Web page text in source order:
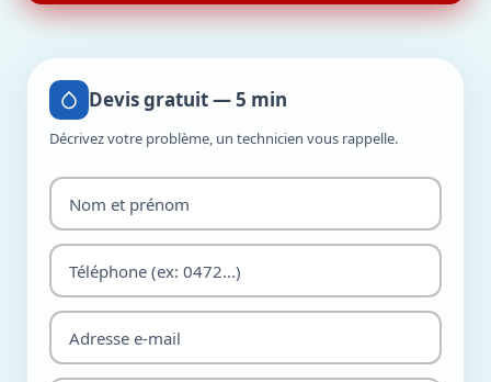
Devis gratuit — 5 min
Décrivez votre problème, un technicien vous rappelle.